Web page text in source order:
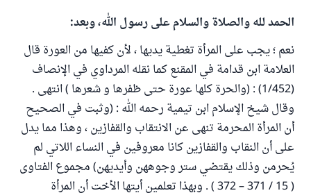
الحمد لله والصلاة والسلام على رسول الله، وبعد:
نعم ؛ يجب على المرأة تغطية يديها ، لأن كفيها من العورة قال
العلامة ابن قدامة في المقنع كما نقله المرداوي في الإنصاف
(1/452) : (والحرة كلها عورة حتى ظفرها و شعرها ) انتهى .
وقال شيخ الإسلام ابن تيمية رحمه الله : (وثبت في الصحيح
أن المرأة المحرمة تنهى عن الانتقاب والقفازين ، وهذا مما يدل
على أن النقاب والقفازين كانا معروفين في النساء اللاتي لم
يُحرمن وذلك يقتضي ستر وجوههن وأيديهن) مجموع الفتاوى
( 15 / 371 – 372 ) . وبهذا تعلمين أيتها الأخت أن المرأة